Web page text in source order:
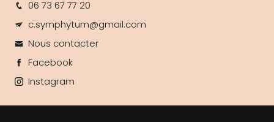
06 73 67 77 20
c.symphytum@gmail.com
Nous contacter
Facebook
Instagram